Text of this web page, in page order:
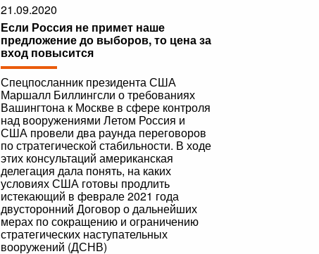
21.09.2020
Если Россия не примет наше
предложение до выборов, то цена за
вход повысится
Спецпосланник президента США
Маршалл Биллингсли о требованиях
Вашингтона к Москве в сфере контроля
над вооружениями Летом Россия и
США провели два раунда переговоров
по стратегической стабильности. В ходе
этих консультаций американская
делегация дала понять, на каких
условиях США готовы продлить
истекающий в феврале 2021 года
двусторонний Договор о дальнейших
мерах по сокращению и ограничению
стратегических наступательных
вооружений (ДСНВ)